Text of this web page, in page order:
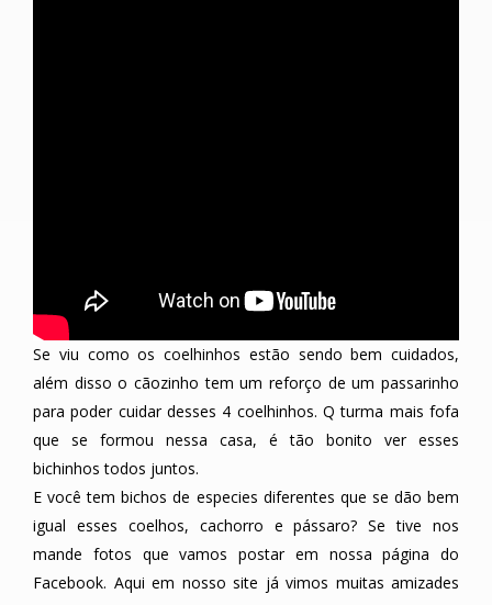
Se viu como os coelhinhos estão sendo bem cuidados,
além disso o cãozinho tem um reforço de um passarinho
para poder cuidar desses 4 coelhinhos. Q turma mais fofa
que se formou nessa casa, é tão bonito ver esses
bichinhos todos juntos.
E você tem bichos de especies diferentes que se dão bem
igual esses coelhos, cachorro e pássaro? Se tive nos
mande fotos que vamos postar em nossa página do
Facebook. Aqui em nosso site já vimos muitas amizades